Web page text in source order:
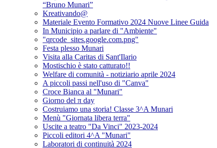
“Bruno Munari”
Kreativando@
Materiale Evento Formativo 2024 Nuove Linee Guida
In Municipio a parlare di "Ambiente"
"qrcode_sites.google.com.png"
Festa plesso Munari
Visita alla Caritas di Sant'Ilario
Mostischio è stato catturato!!
Welfare di comunità - notiziario aprile 2024
A piccoli passi nell'uso di "Canva"
Croce Bianca al "Munari"
Giorno del π day
Costruiamo una storia! Classe 3^A Munari
Menù "Giornata libera terra"
Uscite a teatro "Da Vinci" 2023-2024
Piccoli editori 4^A "Munari"
Laboratori di continuità 2024